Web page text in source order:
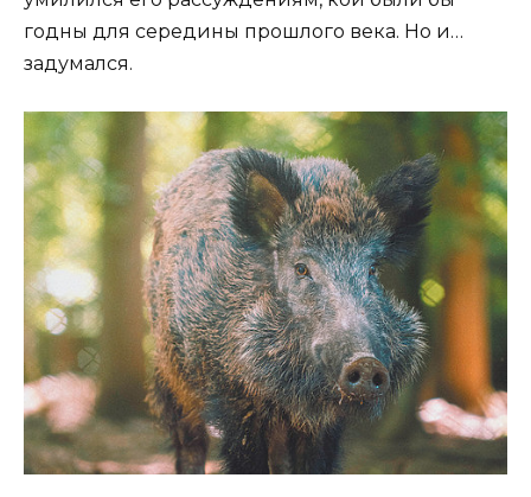
годны для середины прошлого века. Но и…
задумался.